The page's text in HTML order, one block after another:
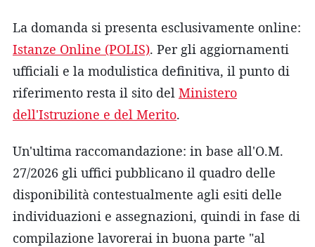
La domanda si presenta esclusivamente online:
Istanze Online (POLIS). Per gli aggiornamenti
ufficiali e la modulistica definitiva, il punto di
riferimento resta il sito del Ministero
dell'Istruzione e del Merito.
Un'ultima raccomandazione: in base all'O.M.
27/2026 gli uffici pubblicano il quadro delle
disponibilità contestualmente agli esiti delle
individuazioni e assegnazioni, quindi in fase di
compilazione lavorerai in buona parte "al